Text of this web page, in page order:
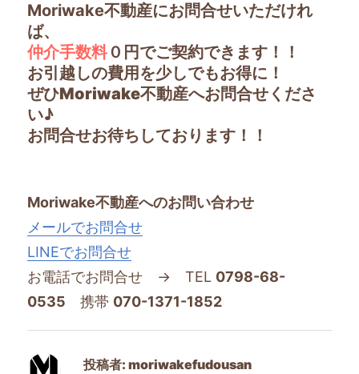
Moriwake不動産にお問合せいただけれ
ば、
仲介手数料０円でご契約できます！！
お引越しの費用を少しでもお得に！
ぜひMoriwake不動産へお問合せくださ
い♪
お問合せお待ちしております！！
Moriwake不動産へのお問い合わせ
メールでお問合せ
LINEでお問合せ
お電話でお問合せ → TEL 0798-68-
0535 携帯 070-1371-1852
投稿者: moriwakefudousan